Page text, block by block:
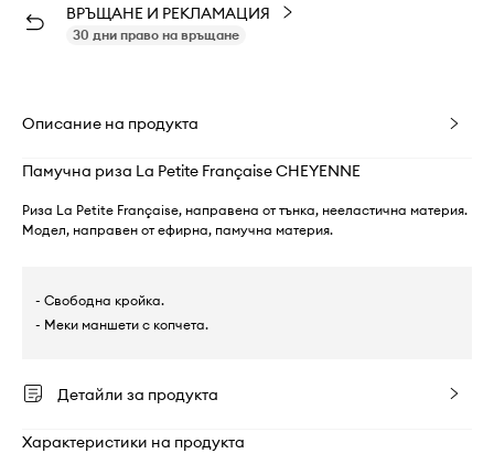
ВРЪЩАНЕ И РЕКЛАМАЦИЯ
30 дни право на връщане
Описание на продукта
Памучна риза La Petite Française CHEYENNE
Риза La Petite Française, направена от тънка, нееластична материя.
Модел, направен от ефирна, памучна материя.
- Свободна кройка.
- Меки маншети с копчета.
Детайли за продукта
Характеристики на продукта